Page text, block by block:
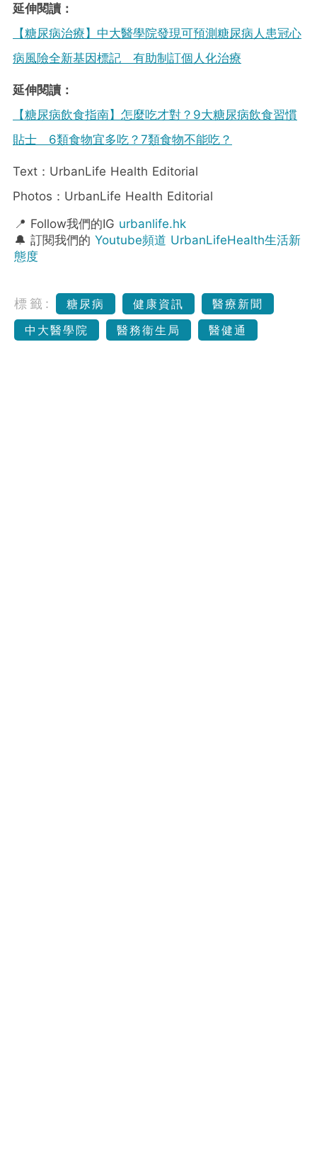
延伸閱讀：
【糖尿病治療】中大醫學院發現可預測糖尿病人患冠心
病風險全新基因標記 有助制訂個人化治療
延伸閱讀：
【糖尿病飲食指南】怎麼吃才對？9大糖尿病飲食習慣
貼士 6類食物宜多吃？7類食物不能吃？
Text：UrbanLife Health Editorial
Photos：UrbanLife Health Editorial
📍 Follow我們的IG urbanlife.hk
🔔 訂閱我們的 Youtube頻道 UrbanLifeHealth生活新
態度
標籤: 糖尿病 健康資訊
醫療新聞
中大醫學院
醫務衞生局 醫健通